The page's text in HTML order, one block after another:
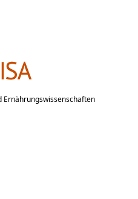
Ernährungswissenschaften